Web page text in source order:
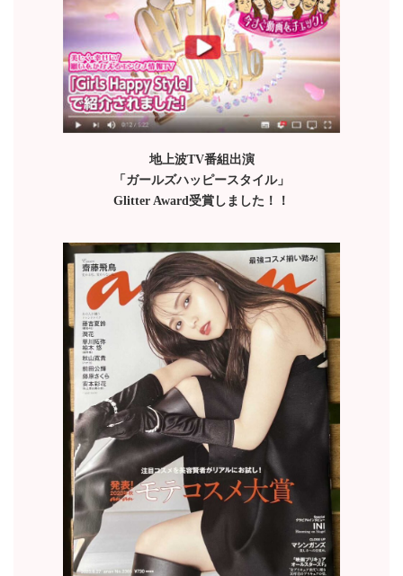
地上波TV番組出演
「ガールズハッピースタイル」
Glitter Award受賞しました！！